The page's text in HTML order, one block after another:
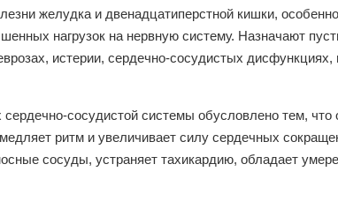
желудка и двенадцатиперстной кишки,
нагрузок на нервную систему. Назначают
истерии, сердечно-сосудистых дисфункциях,
сосудистой системы обусловлено тем, что
ритм и увеличивает силу сердечных
сосуды, устраняет тахикардию, обладает